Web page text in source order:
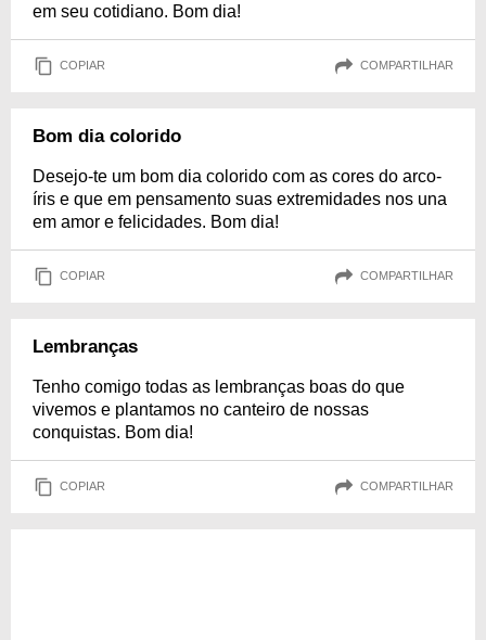
em seu cotidiano. Bom dia!
COPIAR COMPARTILHAR
Bom dia colorido
Desejo-te um bom dia colorido com as cores do arco-
íris e que em pensamento suas extremidades nos una
em amor e felicidades. Bom dia!
COPIAR COMPARTILHAR
Lembranças
Tenho comigo todas as lembranças boas do que
vivemos e plantamos no canteiro de nossas
conquistas. Bom dia!
COPIAR COMPARTILHAR